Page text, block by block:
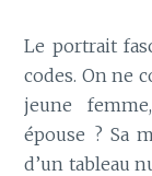
Le portrait
codes. On ne
jeune
épouse ? Sa
d’un tableau